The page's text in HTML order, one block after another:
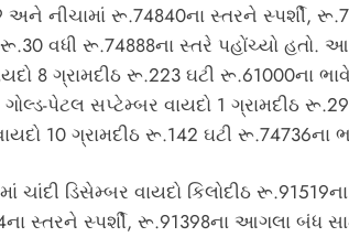
નીચામાં રૂ.74840ના સ્તરને સ્પર્શી,
વધી રૂ.74888ના સ્તરે પહોંચ્યો હતો. આ
8 ગ્રામદીઠ રૂ.223 ઘટી રૂ.61000ના
પેટલ સપ્ટેમ્બર વાયદો 1 ગ્રામદીઠ
10 ગ્રામદીઠ રૂ.142 ઘટી રૂ.74736ના
ચાંદી ડિસેમ્બર વાયદો કિલોદીઠ
સ્તરને સ્પર્શી, રૂ.91398ના આગલા બંધ